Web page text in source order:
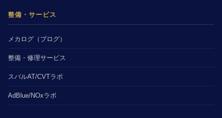
整備・サービス
メカログ（ブログ）
整備・修理サービス
スバルAT/CVTラボ
AdBlue/NOxラボ